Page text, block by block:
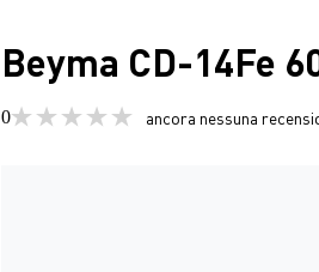
Beyma CD-14Fe
0 ancora nessuna